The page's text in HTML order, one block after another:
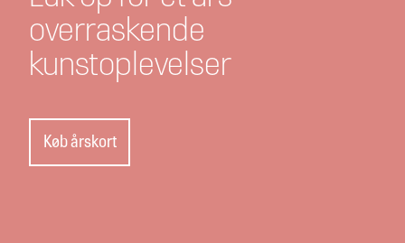
overraskende
kunstoplevelser
Køb årskort